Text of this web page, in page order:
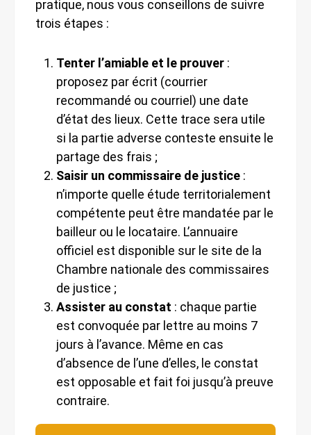
pratique, nous vous conseillons de suivre
trois étapes :
Tenter l’amiable et le prouver :
proposez par écrit (courrier
recommandé ou courriel) une date
d’état des lieux. Cette trace sera utile
si la partie adverse conteste ensuite le
partage des frais ;
Saisir un commissaire de justice :
n’importe quelle étude territorialement
compétente peut être mandatée par le
bailleur ou le locataire. L’annuaire
officiel est disponible sur le site de la
Chambre nationale des commissaires
de justice ;
Assister au constat : chaque partie
est convoquée par lettre au moins 7
jours à l’avance. Même en cas
d’absence de l’une d’elles, le constat
est opposable et fait foi jusqu’à preuve
contraire.